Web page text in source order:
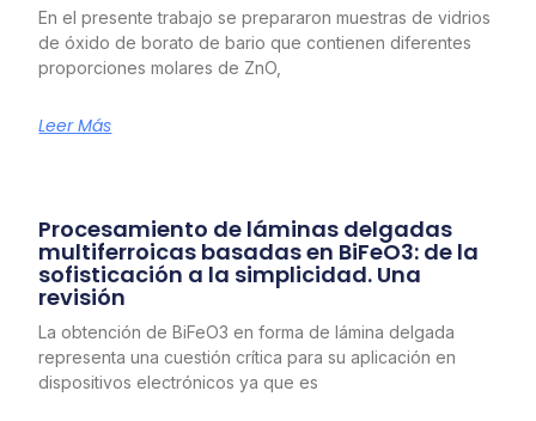
En el presente trabajo se prepararon muestras de vidrios
de óxido de borato de bario que contienen diferentes
proporciones molares de ZnO,
Leer Más
Procesamiento de láminas delgadas
multiferroicas basadas en BiFeO3: de la
sofisticación a la simplicidad. Una
revisión
La obtención de BiFeO3 en forma de lámina delgada
representa una cuestión crítica para su aplicación en
dispositivos electrónicos ya que es